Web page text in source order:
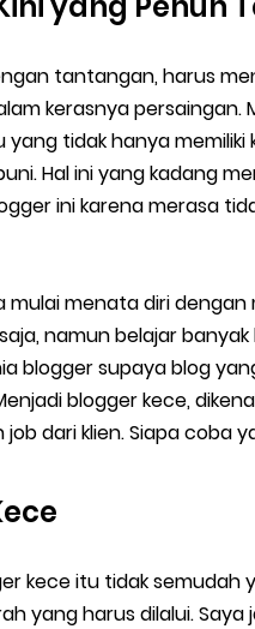
tantangan, harus
kerasnya persaingan.
tidak hanya
Hal ini yang kadang
ini karena merasa
mulai menata diri
namun belajar
blogger supaya blog
blogger kece,
dari klien. Siapa coba
kece itu tidak semudah
yang harus dilalui. Saya